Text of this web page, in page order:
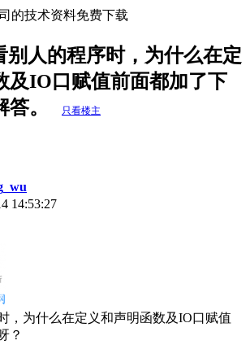
的技术资料免费下载
别人的程序时，为什么在定
及IO口赋值前面都加了下
答。
只看楼主
14:53:27
，为什么在定义和声明函数及IO口赋值
？